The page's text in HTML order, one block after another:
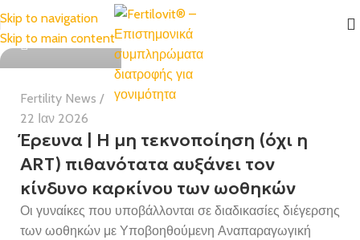
Skip to navigation
Skip to main content
Health Team
Fertility News
22 Ιαν 2026
Έρευνα | Η μη τεκνοποίηση (όχι η
ART) πιθανότατα αυξάνει τον
κίνδυνο καρκίνου των ωοθηκών
Οι γυναίκες που υποβάλλονται σε διαδικασίες διέγερσης
των ωοθηκών με Υποβοηθούμενη Αναπαραγωγική